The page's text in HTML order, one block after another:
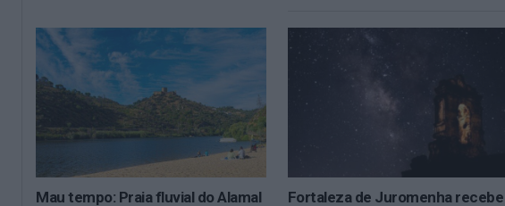
Mau tempo: Praia fluvial do Alamal
Fortaleza de Juromenha recebe